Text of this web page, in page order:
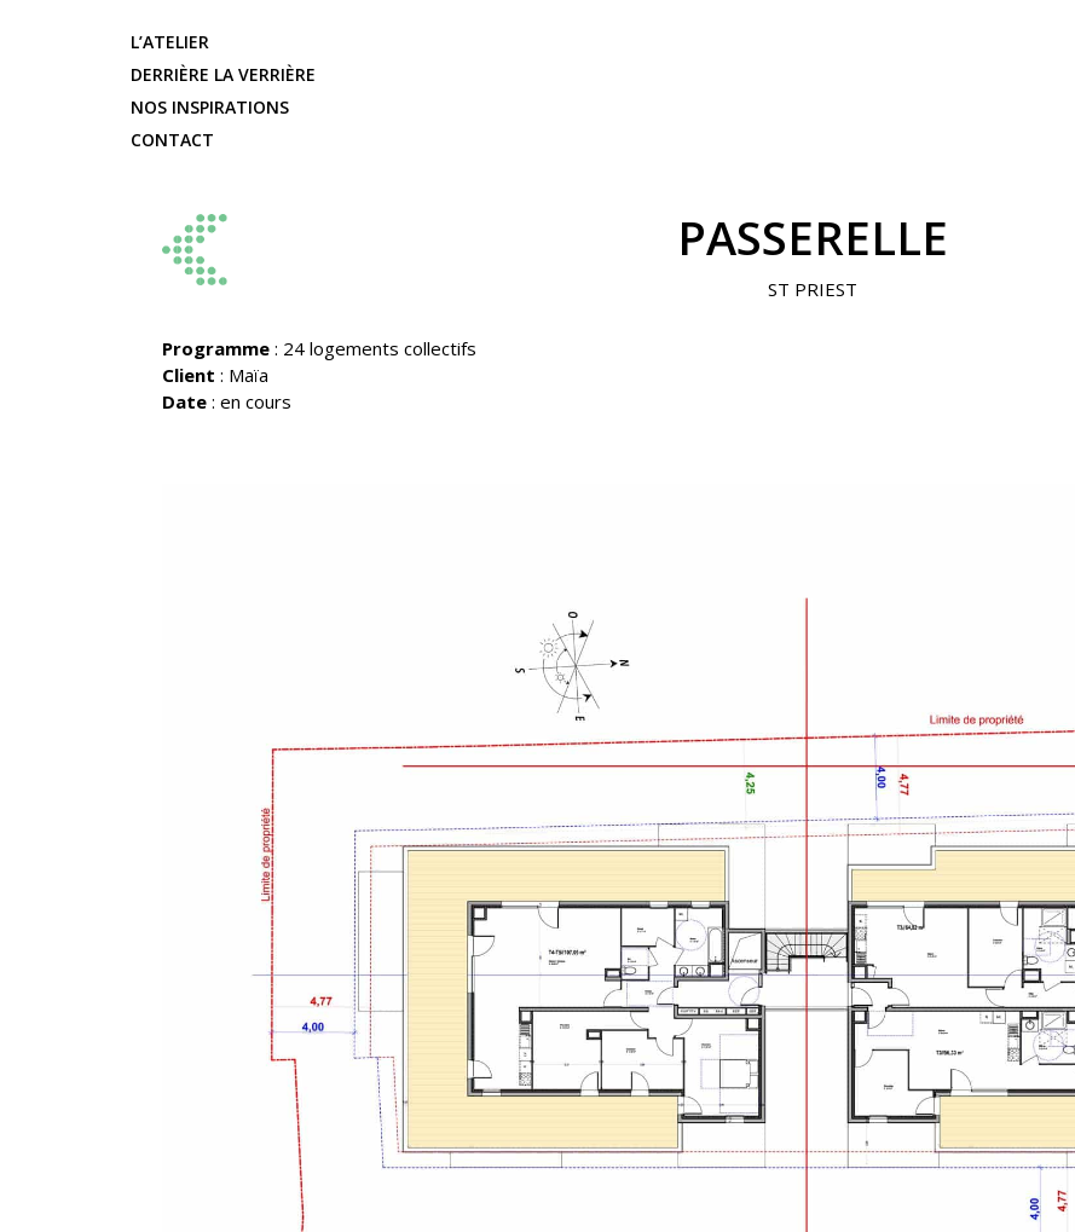
L’ATELIER
DERRIÈRE LA VERRIÈRE
NOS INSPIRATIONS
CONTACT
PASSERELLE
ST PRIEST
Programme : 24 logements collectifs
Client : Maïa
Date : en cours